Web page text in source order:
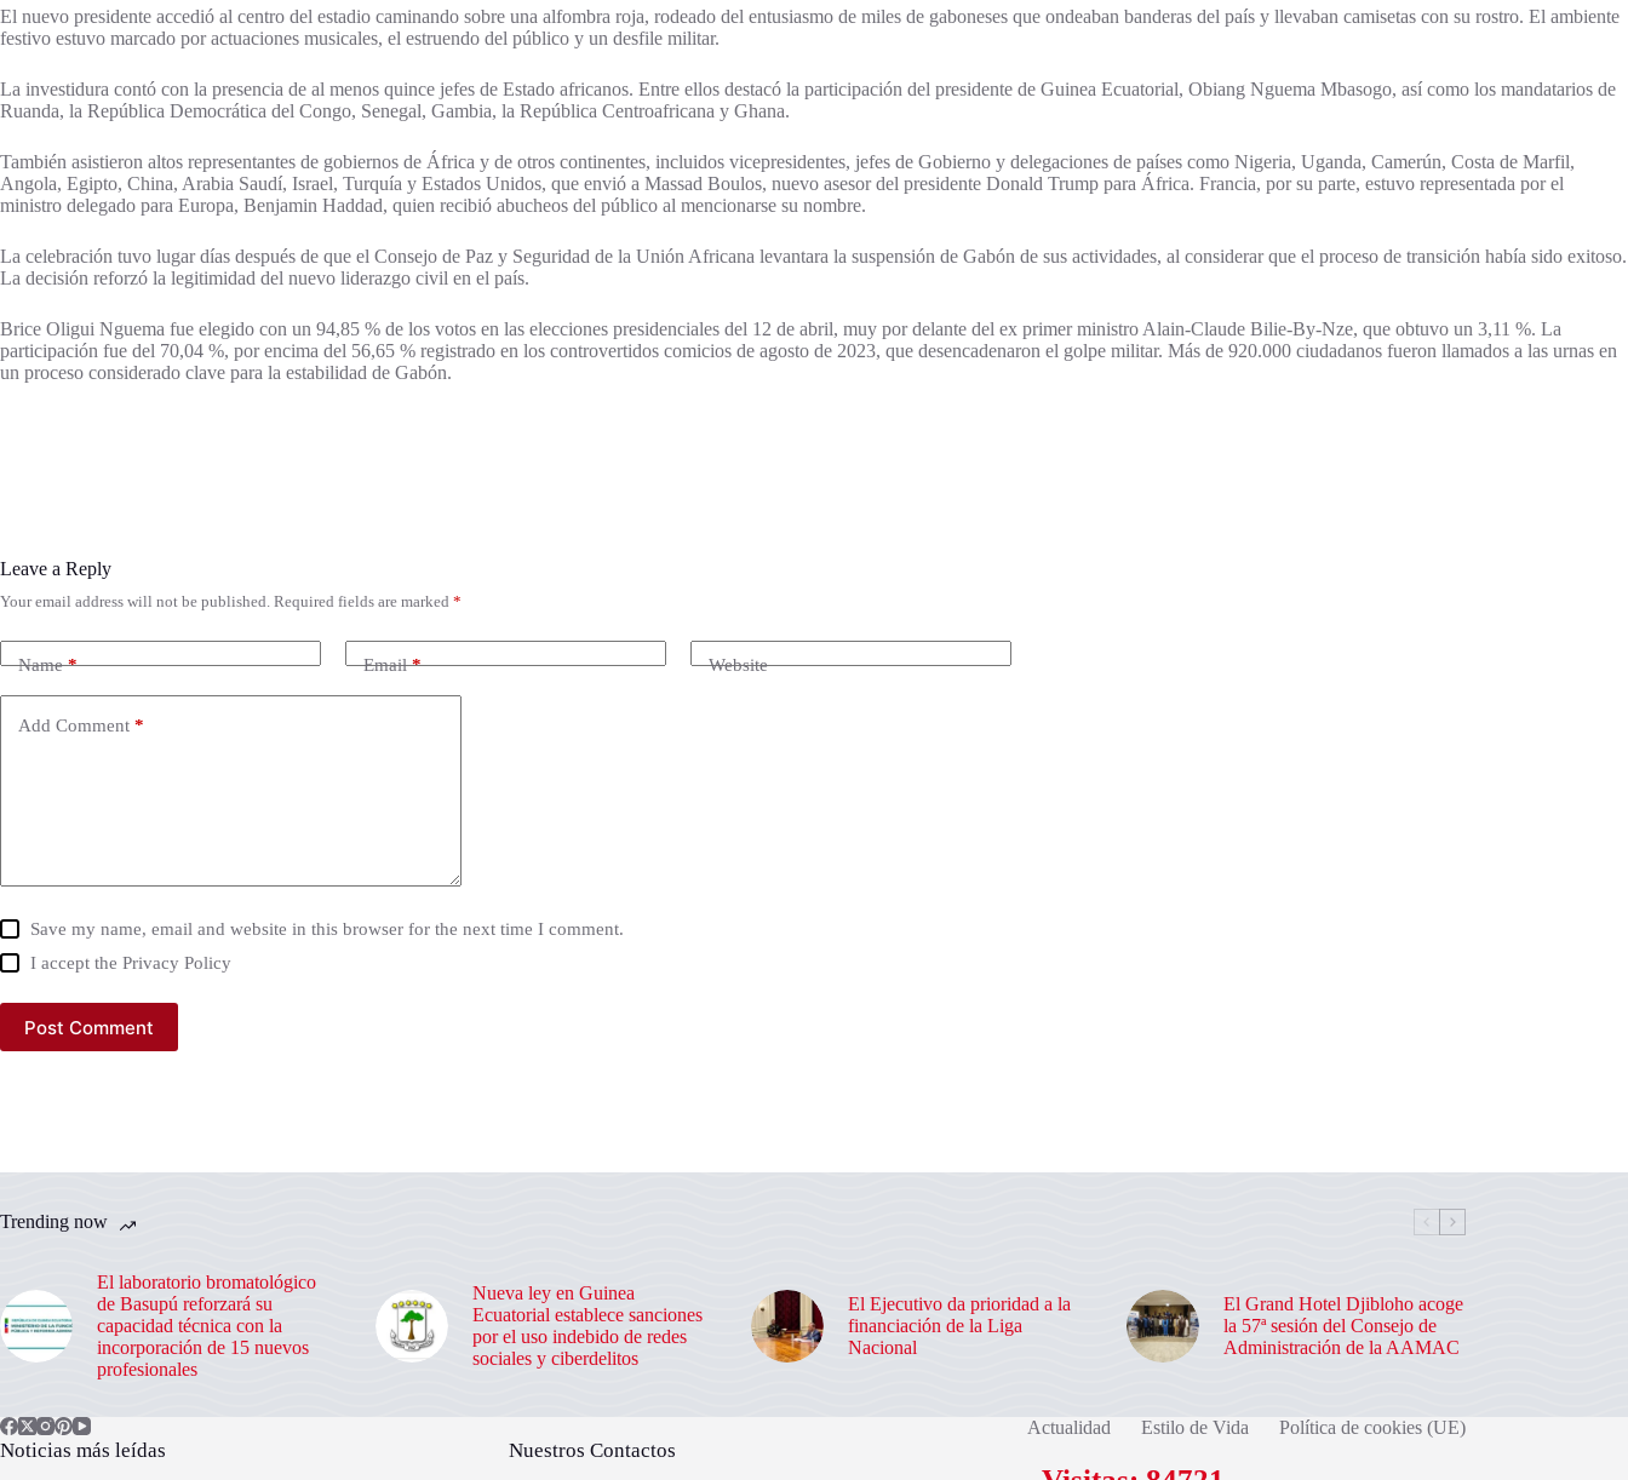
El nuevo presidente accedió al centro del estadio caminando sobre una alfombra roja, rodeado del entusiasmo de miles de gaboneses que ondeaban banderas del país y llevaban camisetas con su rostro. El ambiente
festivo estuvo marcado por actuaciones musicales, el estruendo del público y un desfile militar.
La investidura contó con la presencia de al menos quince jefes de Estado africanos. Entre ellos destacó la participación del presidente de Guinea Ecuatorial, Obiang Nguema Mbasogo, así como los mandatarios de
Ruanda, la República Democrática del Congo, Senegal, Gambia, la República Centroafricana y Ghana.
También asistieron altos representantes de gobiernos de África y de otros continentes, incluidos vicepresidentes, jefes de Gobierno y delegaciones de países como Nigeria, Uganda, Camerún, Costa de Marfil,
Angola, Egipto, China, Arabia Saudí, Israel, Turquía y Estados Unidos, que envió a Massad Boulos, nuevo asesor del presidente Donald Trump para África. Francia, por su parte, estuvo representada por el
ministro delegado para Europa, Benjamin Haddad, quien recibió abucheos del público al mencionarse su nombre.
La celebración tuvo lugar días después de que el Consejo de Paz y Seguridad de la Unión Africana levantara la suspensión de Gabón de sus actividades, al considerar que el proceso de transición había sido exitoso.
La decisión reforzó la legitimidad del nuevo liderazgo civil en el país.
Brice Oligui Nguema fue elegido con un 94,85 % de los votos en las elecciones presidenciales del 12 de abril, muy por delante del ex primer ministro Alain-Claude Bilie-By-Nze, que obtuvo un 3,11 %. La
participación fue del 70,04 %, por encima del 56,65 % registrado en los controvertidos comicios de agosto de 2023, que desencadenaron el golpe militar. Más de 920.000 ciudadanos fueron llamados a las urnas en
un proceso considerado clave para la estabilidad de Gabón.
Leave a Reply
Your email address will not be published. Required fields are marked *
Name* Email* Website
Add Comment *
Save my name, email and website in this browser for the next time I comment.
I accept thePrivacy Policy
Post Comment
Trending now
El laboratorio bromatológico
de Basupú reforzará su
capacidad técnica con la
incorporación de 15 nuevos
profesionales
Nueva ley en Guinea
Ecuatorial establece sanciones
por el uso indebido de redes
sociales y ciberdelitos
El Ejecutivo da prioridad a la
financiación de la Liga
Nacional
El Grand Hotel Djibloho acoge
la 57ª sesión del Consejo de
Administración de la AAMAC
Actualidad Estilo de Vida Política de cookies (UE)
Noticias más leídas Nuestros Contactos